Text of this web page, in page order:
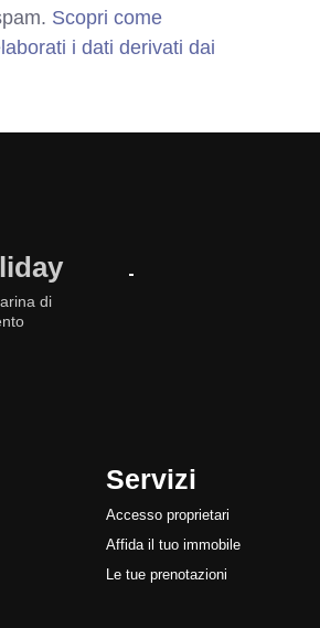
Scopri come
i dati derivati dai
di
Servizi
Accesso proprietari
Affida il tuo immobile
Le tue prenotazioni